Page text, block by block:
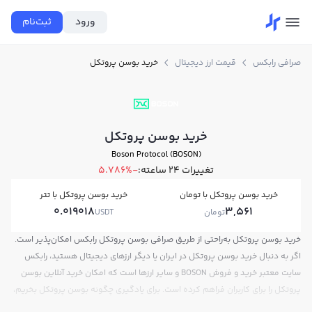
ورود ثبت‌نام
صرافی رابکس قیمت ارز دیجیتال خرید بوسن پروتکل
خرید بوسن پروتکل
Boson Protocol (BOSON)
تغییرات ۲۴ ساعته: -5.786%
خرید بوسن پروتکل با تومان
3,561تومان
خرید بوسن پروتکل با تتر
0.019018USDT
خرید بوسن پروتکل به‌راحتی از طریق صرافی بوسن پروتکل رابکس امکان‌پذیر است.
اگر به دنبال خرید بوسن پروتکل در ایران یا دیگر ارزهای دیجیتال هستید، رابکس
سایت معتبر خرید و فروش BOSON و سایر ارزها است که امکان خرید آنلاین بوسن
پروتکل را برای کاربران فراهم کرده است. برای یادگیری چگونه بوسن پروتکل بخریم،